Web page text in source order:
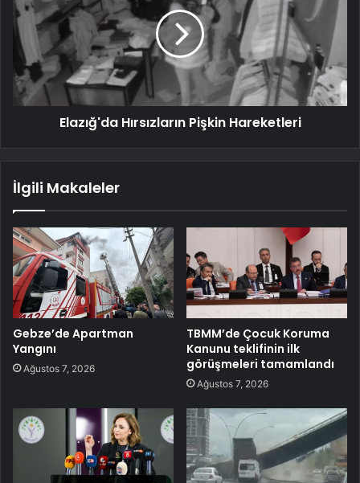
Elazığ'da Hırsızların Pişkin Hareketleri
İlgili Makaleler
Gebze’de Apartman
Yangını
Ağustos 7, 2026
TBMM’de Çocuk Koruma
Kanunu teklifinin ilk
görüşmeleri tamamlandı
Ağustos 7, 2026